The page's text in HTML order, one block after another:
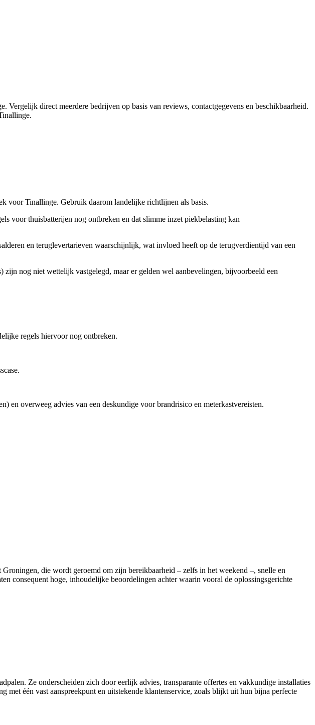
. Vergelijk direct meerdere bedrijven op basis van reviews, contactgegevens en beschikbaarheid.
.
voor Tinallinge. Gebruik daarom landelijke richtlijnen als basis.
voor thuisbatterijen nog ontbreken en dat slimme inzet piekbelasting kan
en teruglevertarieven waarschijnlijk, wat invloed heeft op de terugverdientijd van een
nog niet wettelijk vastgelegd, maar er gelden wel aanbevelingen, bijvoorbeeld een
regels hiervoor nog ontbreken.
en overweeg advies van een deskundige voor brandrisico en meterkastvereisten.
die wordt geroemd om zijn bereikbaarheid – zelfs in het weekend –, snelle en
consequent hoge, inhoudelijke beoordelingen achter waarin vooral de oplossingsgerichte
Ze onderscheiden zich door eerlijk advies, transparante offertes en vakkundige installaties
met één vast aanspreekpunt en uitstekende klantenservice, zoals blijkt uit hun bijna perfecte